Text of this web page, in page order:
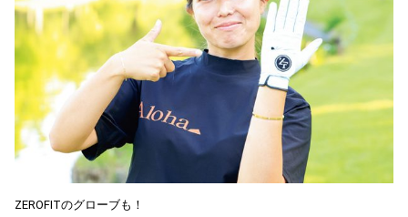
ZEROFITのグローブも！